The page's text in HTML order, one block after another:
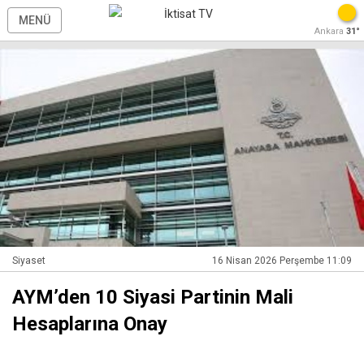
MENÜ
Ankara 31°
Siyaset 16 Nisan 2026 Perşembe 11:09
AYM’den 10 Siyasi Partinin Mali
Hesaplarına Onay